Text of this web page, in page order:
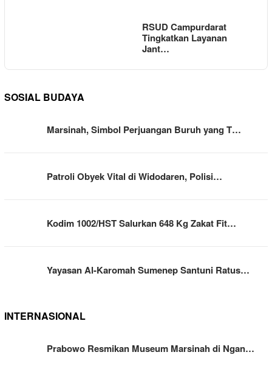
RSUD Campurdarat
Tingkatkan Layanan
Jant…
SOSIAL BUDAYA
Marsinah, Simbol Perjuangan Buruh yang T…
Patroli Obyek Vital di Widodaren, Polisi…
Kodim 1002/HST Salurkan 648 Kg Zakat Fit…
Yayasan Al-Karomah Sumenep Santuni Ratus…
INTERNASIONAL
Prabowo Resmikan Museum Marsinah di Ngan…